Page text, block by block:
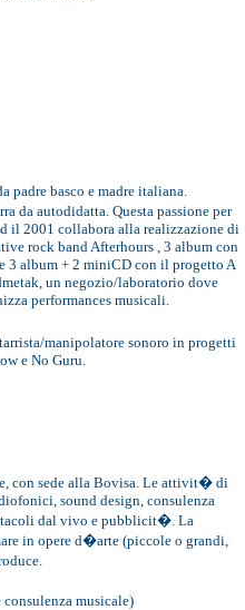
padre basco e madre italiana.
autodidatta. Questa passione per
il 2001 collabora alla realizzazione di
rock band Afterhours , 3 album con
3 album + 2 miniCD con il progetto A
un negozio/laboratorio dove
performances musicali.
manipolatore sonoro in progetti
e No Guru.
con sede alla Bovisa. Le attivit� di
sound design, consulenza
dal vivo e pubblicit�. La
in opere d�arte (piccole o grandi,
musicale)